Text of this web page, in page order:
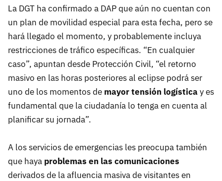
La DGT ha confirmado a DAP que aún no cuentan con
un plan de movilidad especial para esta fecha, pero se
hará llegado el momento, y probablemente incluya
restricciones de tráfico específicas. “En cualquier
caso”, apuntan desde Protección Civil, “el retorno
masivo en las horas posteriores al eclipse podrá ser
uno de los momentos de mayor tensión logísticay es
fundamental que la ciudadanía lo tenga en cuenta al
planificar su jornada”.
A los servicios de emergencias les preocupa también
que haya problemas en las comunicaciones
derivados de la afluencia masiva de visitantes en